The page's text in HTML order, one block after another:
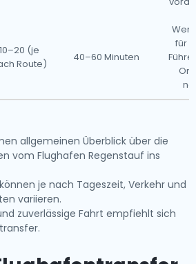
10–20 (je
Route)
40–60 Minuten
für
allgemeinen Überblick über die
vom Flughafen Regenstauf ins
je nach Tageszeit, Verkehr und
variieren.
zuverlässige Fahrt empfiehlt sich